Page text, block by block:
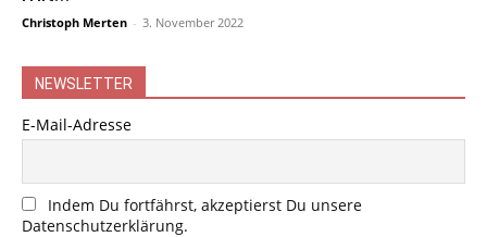
Christoph Merten - 3. November 2022
NEWSLETTER
E-Mail-Adresse
Indem Du fortfährst, akzeptierst Du unsere
Datenschutzerklärung.